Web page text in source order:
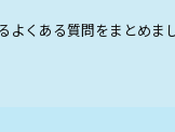
よくある質問をまとめまし